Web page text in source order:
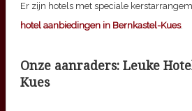
Er zijn hotels met speciale
hotel aanbiedingen in Bernkastel-Kues.
Onze aanraders: Leuke
Kues